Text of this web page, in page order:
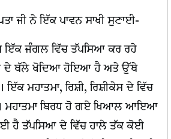
ਜੀ ਨੇ ਇੱਕ ਪਾਵਨ ਸਾਖੀ ਸੁਣਾਈ-
ਇੱਕ ਜੰਗਲ ਵਿੱਚ ਤੱਪਸਿਆ ਕਰ ਰਹੇ
ਦੇ ਥੱਲੇ ਖੋਦਿਆ ਹੋਇਆ ਹੈ ਅਤੇ ਉੱਥੇ
ਮਹਾਤਮਾ, ਰਿਸ਼ੀ, ਰਿਸ਼ੀਕੇਸ ਦੇ ਵਿੱਚ
ਮਹਾਤਮਾ ਬਿਰਧ ਹੋ ਗਏ ਖਿਆਲ ਆਇਆ
ਹੈ ਤੱਪਸਿਆ ਦੇ ਵਿੱਚ ਹਾਲੇ ਤੱਕ ਕੋਈ